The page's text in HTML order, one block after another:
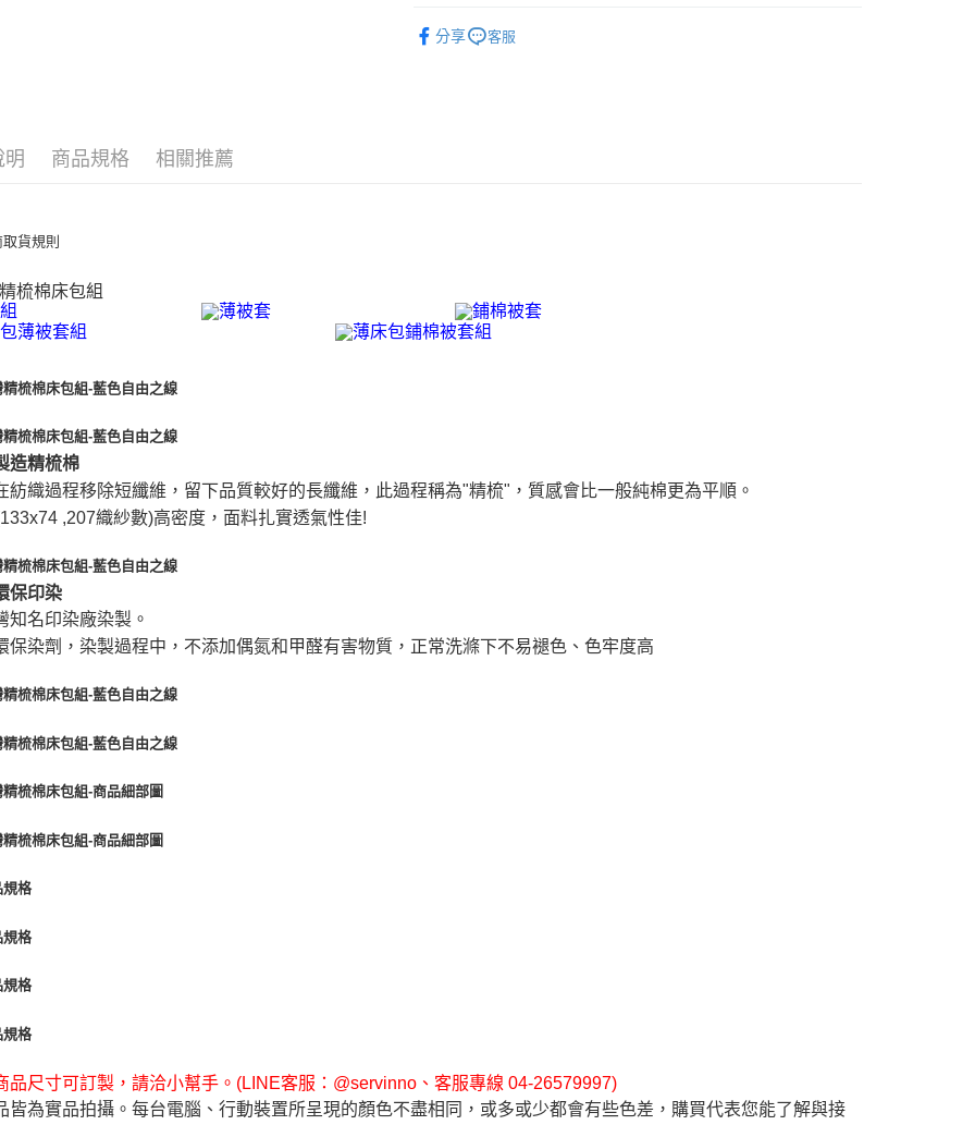
每筆NT$100，滿NT$1,500(含以上)免運費
分享 客服
明 商品規格 相關推薦
造精梳棉
紡織過程移除短纖維，留下品質較好的長纖維，此過程稱為"精梳"，質感會比一般純棉更為平順。
,207織紗數)高密度，面料扎實透氣性佳!
保印染
知名印染廠染製。
保染劑，染製過程中，不添加偶氮和甲醛有害物質，正常洗滌下不易褪色、色牢度高
品尺寸可訂製，請洽小幫手。(LINE客服：@servinno、客服專線 04-26579997)
皆為實品拍攝。每台電腦、行動裝置所呈現的顏色不盡相同，或多或少都會有些色差，購買代表您能了解與接